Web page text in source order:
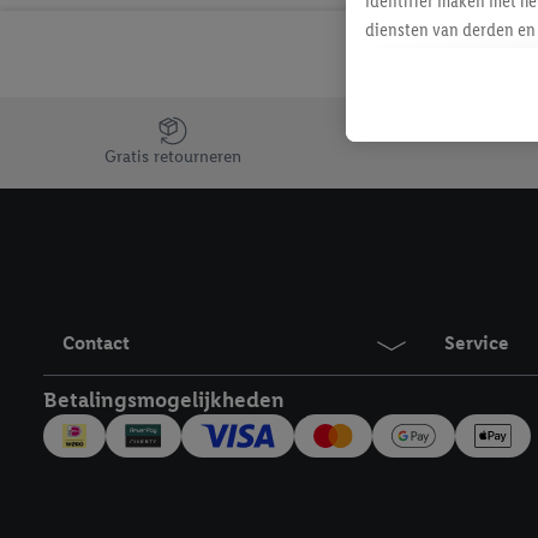
Jouw voordelen bij ons als Lidl webshop klant
Gratis retourneren
Contact Service
Betalingsmogelijkheden
diensten van derden
Als je hiervoor
eerder interesse hebt
maar het niet te
mailadres en met
Onder "Aanpassen"
Door te klikken op
technieken worden
inclusief over de
trekken, vind je in onze
over de cookies die